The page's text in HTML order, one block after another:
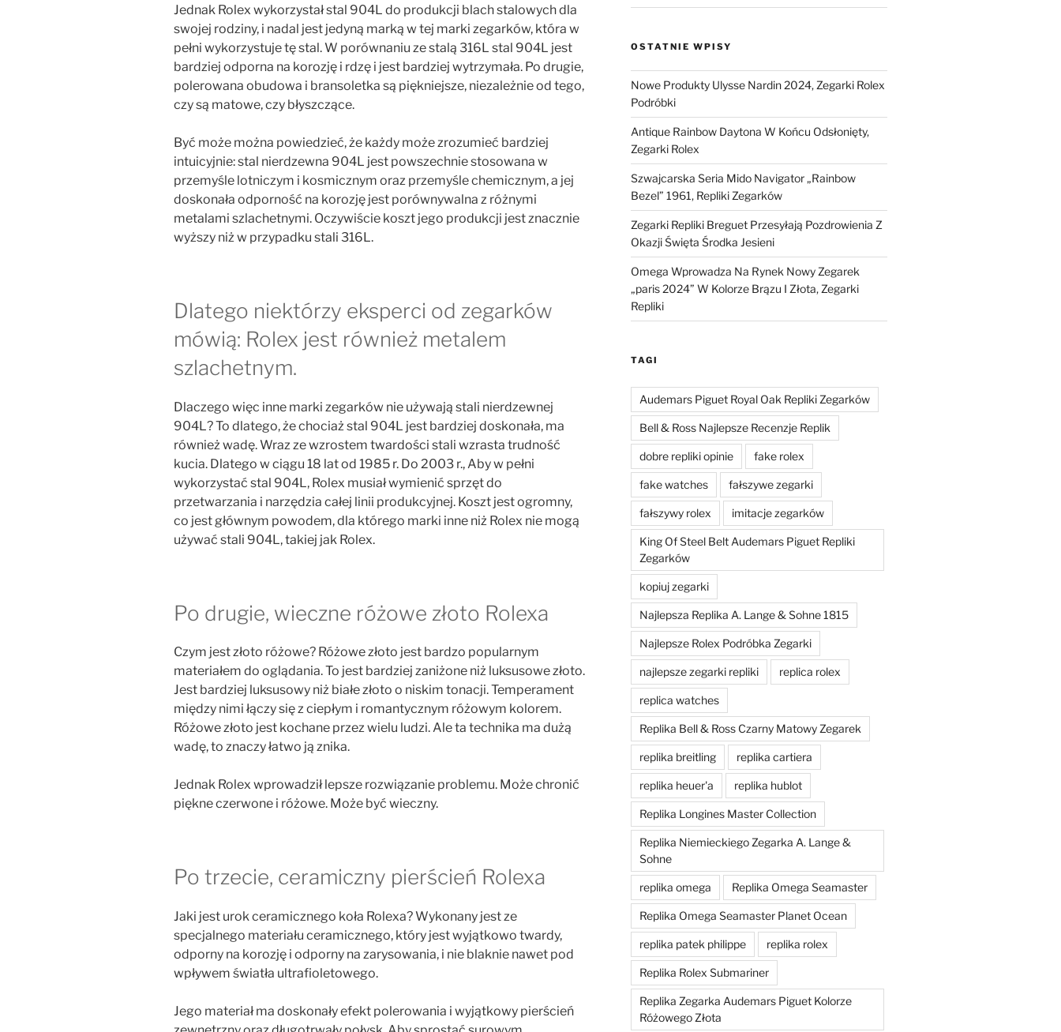
Jednak Rolex wykorzystał stal 904L do produkcji blach stalowych dla
swojej rodziny, i nadal jest jedyną marką w tej marki zegarków, która w
pełni wykorzystuje tę stal. W porównaniu ze stalą 316L stal 904L jest
bardziej odporna na korozję i rdzę i jest bardziej wytrzymała. Po drugie,
polerowana obudowa i bransoletka są piękniejsze, niezależnie od tego,
czy są matowe, czy błyszczące.
Być może można powiedzieć, że każdy może zrozumieć bardziej
intuicyjnie: stal nierdzewna 904L jest powszechnie stosowana w
przemyśle lotniczym i kosmicznym oraz przemyśle chemicznym, a jej
doskonała odporność na korozję jest porównywalna z różnymi
metalami szlachetnymi. Oczywiście koszt jego produkcji jest znacznie
wyższy niż w przypadku stali 316L.
Dlatego niektórzy eksperci od zegarków
mówią: Rolex jest również metalem
szlachetnym.
Dlaczego więc inne marki zegarków nie używają stali nierdzewnej
904L? To dlatego, że chociaż stal 904L jest bardziej doskonała, ma
również wadę. Wraz ze wzrostem twardości stali wzrasta trudność
kucia. Dlatego w ciągu 18 lat od 1985 r. Do 2003 r., Aby w pełni
wykorzystać stal 904L, Rolex musiał wymienić sprzęt do
przetwarzania i narzędzia całej linii produkcyjnej. Koszt jest ogromny,
co jest głównym powodem, dla którego marki inne niż Rolex nie mogą
używać stali 904L, takiej jak Rolex.
Po drugie, wieczne różowe złoto Rolexa
Czym jest złoto różowe? Różowe złoto jest bardzo popularnym
materiałem do oglądania. To jest bardziej zaniżone niż luksusowe złoto.
Jest bardziej luksusowy niż białe złoto o niskim tonacji. Temperament
między nimi łączy się z ciepłym i romantycznym różowym kolorem.
Różowe złoto jest kochane przez wielu ludzi. Ale ta technika ma dużą
wadę, to znaczy łatwo ją znika.
Jednak Rolex wprowadził lepsze rozwiązanie problemu. Może chronić
piękne czerwone i różowe. Może być wieczny.
Po trzecie, ceramiczny pierścień Rolexa
Jaki jest urok ceramicznego koła Rolexa? Wykonany jest ze
specjalnego materiału ceramicznego, który jest wyjątkowo twardy,
odporny na korozję i odporny na zarysowania, i nie blaknie nawet pod
wpływem światła ultrafioletowego.
Jego materiał ma doskonały efekt polerowania i wyjątkowy pierścień
OSTATNIE WPISY
Nowe Produkty Ulysse Nardin 2024, Zegarki Rolex
Podróbki
Antique Rainbow Daytona W Końcu Odsłonięty,
Zegarki Rolex
Szwajcarska Seria Mido Navigator „Rainbow
Bezel” 1961, Repliki Zegarków
Zegarki Repliki Breguet Przesyłają Pozdrowienia Z
Okazji Święta Środka Jesieni
Omega Wprowadza Na Rynek Nowy Zegarek
„paris 2024” W Kolorze Brązu I Złota, Zegarki
Repliki
TAGI
Audemars Piguet Royal Oak Repliki Zegarków
Bell & Ross Najlepsze Recenzje Replik
dobre repliki opinie fake rolex
fake watches fałszywe zegarki
fałszywy rolex imitacje zegarków
King Of Steel Belt Audemars Piguet Repliki
Zegarków
kopiuj zegarki
Najlepsza Replika A. Lange & Sohne 1815
Najlepsze Rolex Podróbka Zegarki
najlepsze zegarki repliki replica rolex
replica watches
Replika Bell & Ross Czarny Matowy Zegarek
replika breitling replika cartiera
replika heuer'a replika hublot
Replika Longines Master Collection
Replika Niemieckiego Zegarka A. Lange &
Sohne
replika omega Replika Omega Seamaster
Replika Omega Seamaster Planet Ocean
replika patek philippe replika rolex
Replika Rolex Submariner
Replika Zegarka Audemars Piguet Kolorze
Różowego Złota